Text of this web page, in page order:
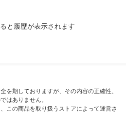
と履歴が表示されます
を期しておりますが、その内容の正確性、
はありません。
この商品を取り扱うストアによって運営さ